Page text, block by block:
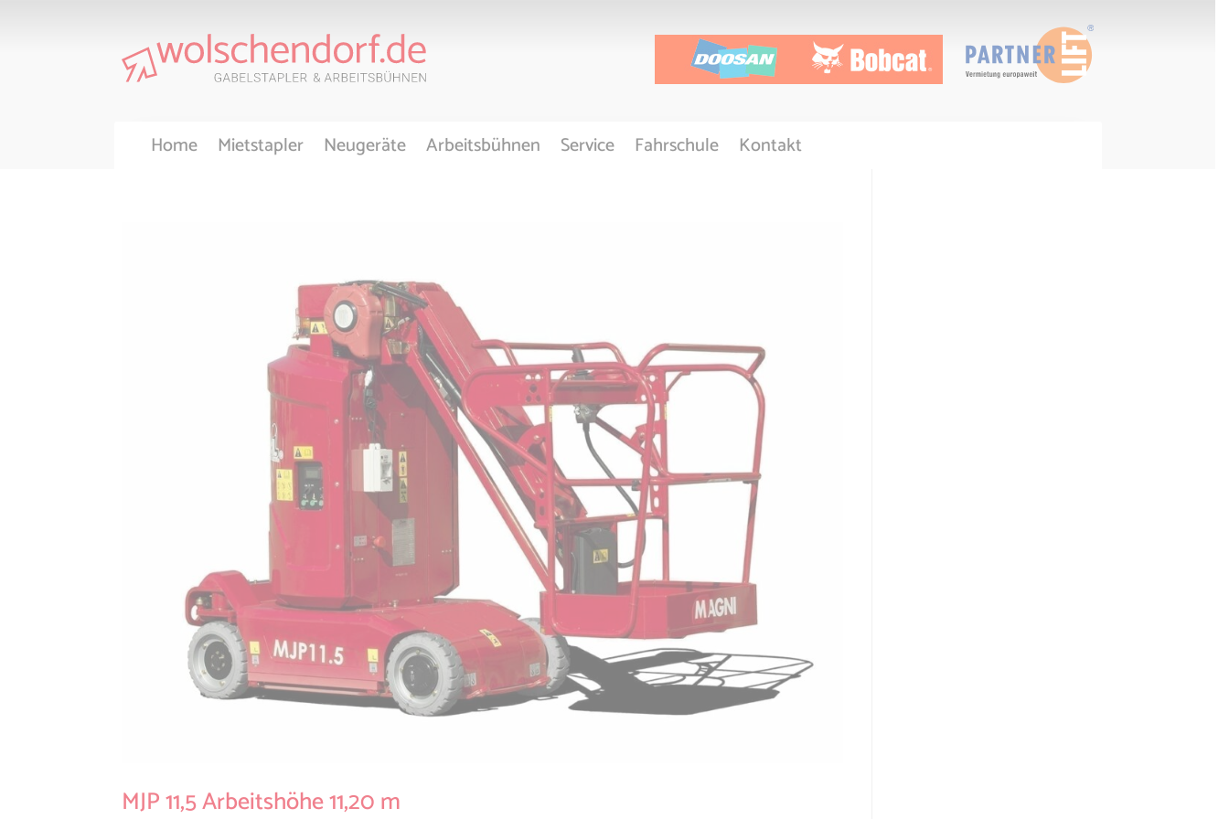
Home Mietstapler Neugeräte Arbeitsbühnen Service Fahrschule Kontakt
MJP 11,5 Arbeitshöhe 11,20 m